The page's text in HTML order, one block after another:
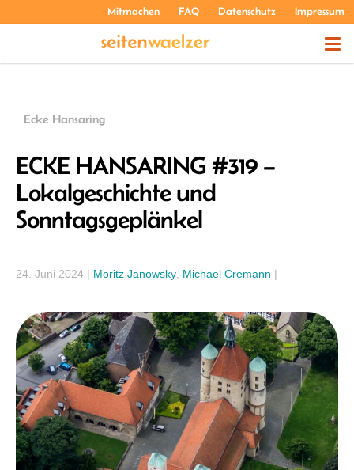
Mitmachen FAQ Datenschutz Impressum
ÜBER UNS
Ecke Hansaring
ECKE HANSARING #319 –
Lokalgeschichte und
Sonntagsgeplänkel
24. Juni 2024 | Moritz Janowsky Michael Cremann |